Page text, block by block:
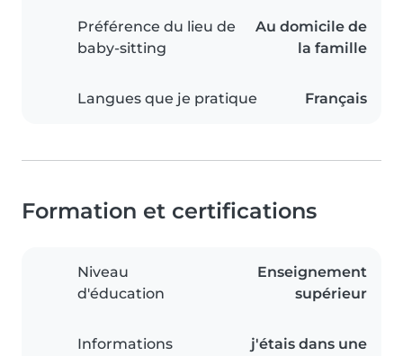
Préférence du lieu de
baby-sitting
Au domicile de
la famille
Langues que je pratique Français
Formation et certifications
Niveau
d'éducation
Enseignement
supérieur
Informations
j'étais dans une